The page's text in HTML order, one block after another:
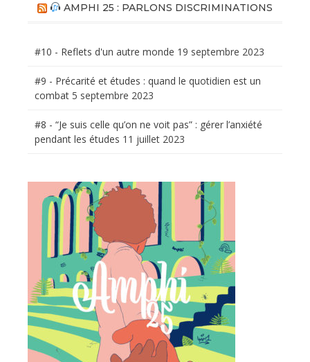
AMPHI 25 : PARLONS DISCRIMINATIONS
#10 - Reflets d'un autre monde 19 septembre 2023
#9 - Précarité et études : quand le quotidien est un
combat 5 septembre 2023
#8 - “Je suis celle qu’on ne voit pas” : gérer l’anxiété
pendant les études 11 juillet 2023